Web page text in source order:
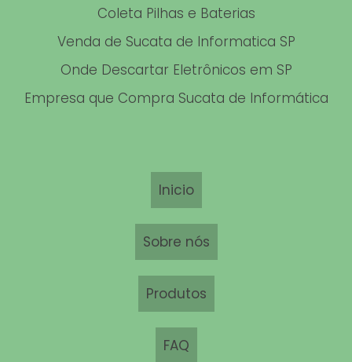
RECICLAGEM DE CIRCUITOS ELETRÔNICOS
RECICLAGEM DE ELETRODOMÉSTICOS
RECICLAGEM DE LAPTOP
RECICLAGEM DE RESÍDUOS TECNOLÓGICOS
COMPRA SUCATA ELETRÔNICA
COMPRA E VENDA DE MATERIAL INFORMÁTICO USADO
Coleta Pilhas e Baterias
Venda de Sucata de Informatica SP
Onde Descartar Eletrônicos em SP
Empresa que Compra Sucata de Informática
Inicio
Sobre nós
Produtos
FAQ